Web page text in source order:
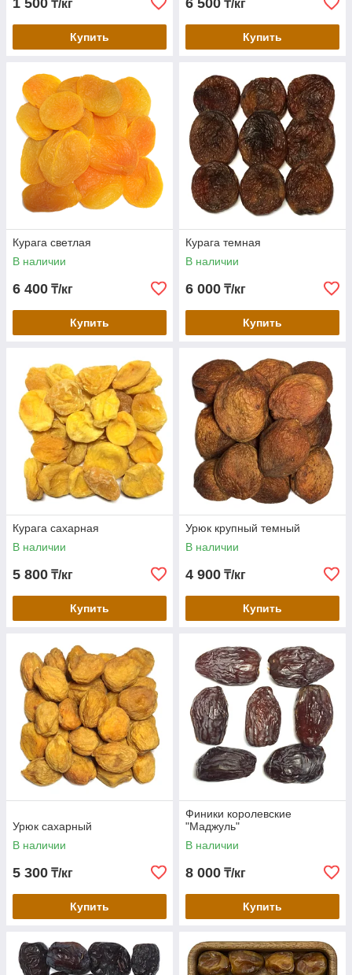
1 500 ₸/кг
Купить
6 500 ₸/кг
Купить
Курага светлая
В наличии
6 400 ₸/кг
Купить
Курага темная
В наличии
6 000 ₸/кг
Купить
Курага сахарная
В наличии
5 800 ₸/кг
Купить
Урюк крупный темный
В наличии
4 900 ₸/кг
Купить
Урюк сахарный
В наличии
5 300 ₸/кг
Купить
Финики королевские
"Маджуль"
В наличии
8 000 ₸/кг
Купить